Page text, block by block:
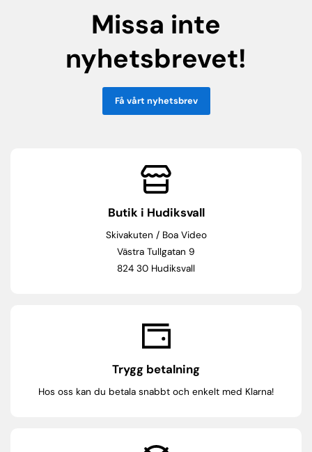
Missa inte
nyhetsbrevet!
Få vårt nyhetsbrev
Butik i Hudiksvall
Skivakuten / Boa Video
Västra Tullgatan 9
824 30 Hudiksvall
Trygg betalning
Hos oss kan du betala snabbt och enkelt med Klarna!